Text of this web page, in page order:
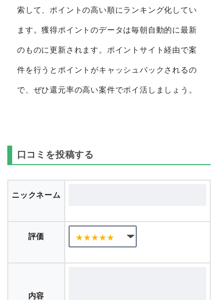
索して、ポイントの高い順にランキング化してい
ます。獲得ポイントのデータは毎朝自動的に最新
のものに更新されます。ポイントサイト経由で案
件を行うとポイントがキャッシュバックされるの
で、ぜひ還元率の高い案件でポイ活しましょう。
口コミを投稿する
ニックネーム
評価
内容